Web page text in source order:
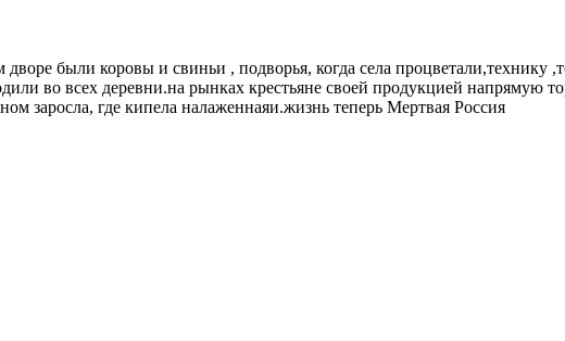
были коровы и свиньи , подворья, когда села процветали,технику
во всех деревни.на рынках крестьяне своей продукцией напрямую
заросла, где кипела налаженнаяи.жизнь теперь Мертвая Россия